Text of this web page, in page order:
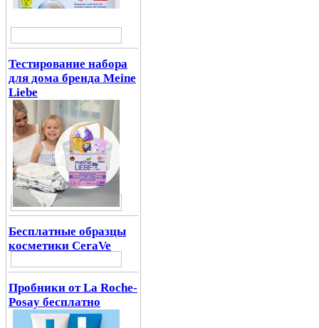
Тестирование набора
для дома бренда Meine
Liebe
Бесплатные образцы
косметики CeraVe
Пробники от La Roche-
Posay бесплатно